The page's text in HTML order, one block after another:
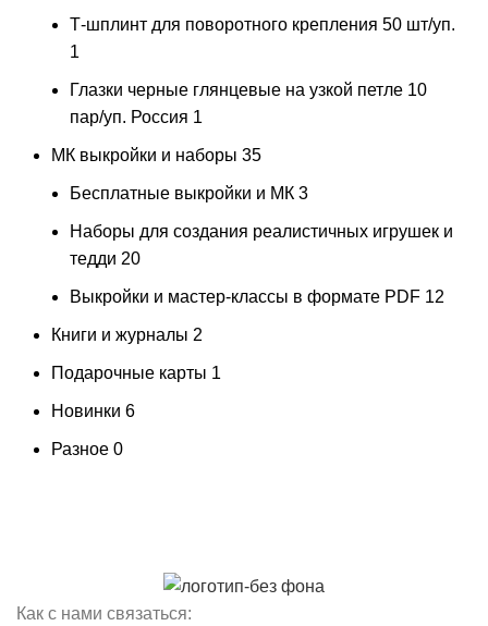
Т-шплинт для поворотного крепления 50 шт/уп.
1
Глазки черные глянцевые на узкой петле 10
пар/уп. Россия 1
МК выкройки и наборы 35
Бесплатные выкройки и МК 3
Наборы для создания реалистичных игрушек и
тедди 20
Выкройки и мастер-классы в формате PDF 12
Книги и журналы 2
Подарочные карты 1
Новинки 6
Разное 0
Как с нами связаться: